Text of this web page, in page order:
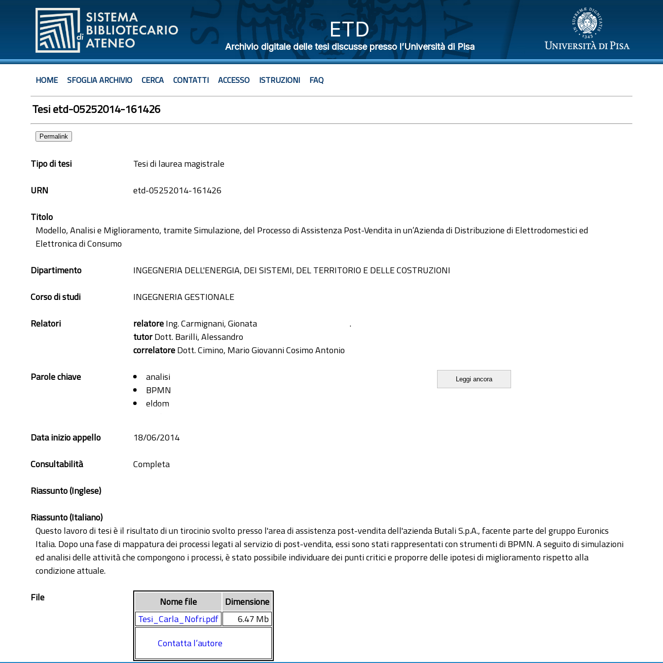
ETD
Archivio digitale delle tesi discusse presso l’Università di Pisa
HOME SFOGLIA ARCHIVIO CERCA CONTATTI ACCESSO ISTRUZIONI FAQ
Tesi etd-05252014-161426
Permalink
Tipo di tesi
Tesi di laurea magistrale
URN
etd-05252014-161426
Titolo
Modello, Analisi e Miglioramento, tramite Simulazione, del Processo di Assistenza Post-Vendita in un’Azienda di Distribuzione di Elettrodomestici ed
Elettronica di Consumo
Dipartimento
INGEGNERIA DELL'ENERGIA, DEI SISTEMI, DEL TERRITORIO E DELLE COSTRUZIONI
Corso di studi
INGEGNERIA GESTIONALE
Relatori
.
relatoreIng. Carmignani, Gionata
tutorDott. Barilli, Alessandro
correlatoreDott. Cimino, Mario Giovanni Cosimo Antonio
Parole chiave
analisi
BPMN
eldom
post-vendita
Leggi ancora
Data inizio appello
18/06/2014
Consultabilità
Completa
Riassunto (Inglese)
Riassunto (Italiano)
Questo lavoro di tesi è il risultato di un tirocinio svolto presso l'area di assistenza post-vendita dell'azienda Butali S.p.A., facente parte del gruppo Euronics
Italia. Dopo una fase di mappatura dei processi legati al servizio di post-vendita, essi sono stati rappresentati con strumenti di BPMN. A seguito di simulazioni
ed analisi delle attività che compongono i processi, è stato possibile individuare dei punti critici e proporre delle ipotesi di miglioramento rispetto alla
condizione attuale.
File
Nome file
Dimensione
Tesi_Carla_Nofri.pdf
6.47 Mb
Contatta l’autore